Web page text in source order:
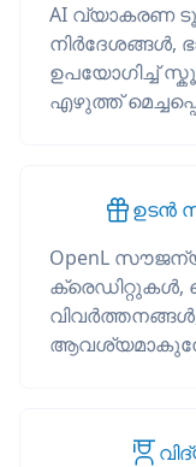
AI വ്യാകരണ
നിർദേശങ്ങൾ,
ഉപയോഗിച്ച്
എഴുത്ത്
ഉടൻ
OpenL